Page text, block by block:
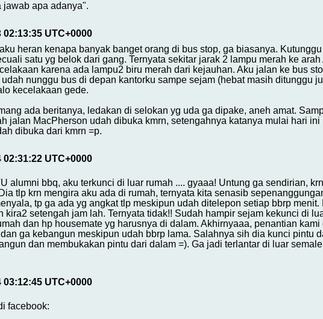
apa adanya".
UTC+0000
heran kenapa banyak banget orang di bus stop, ga biasanya.
satu yg belok dari gang. Ternyata sekitar jarak 2 lampu merah ke
karena ada lampu2 biru merah dari kejauhan. Aku jalan ke bus
nunggu bus di depan kantorku sampe sejam (hebat masih ditunggu
kecelakaan gede.
ada beritanya, ledakan di selokan yg uda ga dipake, aneh amat.
jalan MacPherson udah dibuka kmrn, setengahnya katanya mulai hari
dibuka dari kmrn =p.
UTC+0000
alumni bbq, aku terkunci di luar rumah .... gyaaa! Untung ga sendirian,
tlp krn mengira aku ada di rumah, ternyata kita senasib
tp ga ada yg angkat tlp meskipun udah ditelepon setiap bbrp
kira2 setengah jam lah. Ternyata tidak!! Sudah hampir sejam kekunci di
dan hp housemate yg harusnya di dalam. Akhirnyaaa, penantian
ga kebangun meskipun udah bbrp lama. Salahnya sih dia kunci pintu
dan membukakan pintu dari dalam =). Ga jadi terlantar di luar
UTC+0000
facebook: